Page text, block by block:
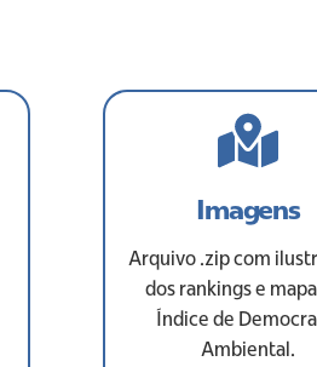
Imagens
Arquivo .zip com
dos rankings e
Índice de
Ambiental.